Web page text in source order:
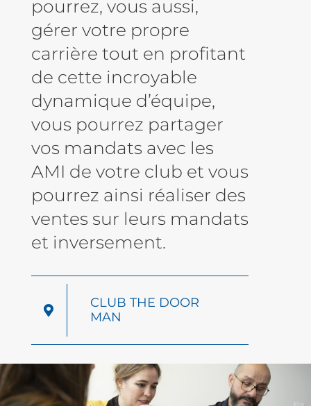
pourrez, vous aussi,
gérer votre propre
carrière tout en profitant
de cette incroyable
dynamique d’équipe,
vous pourrez partager
vos mandats avec les
AMI de votre club et vous
pourrez ainsi réaliser des
ventes sur leurs mandats
et inversement.
CLUB THE DOOR
MAN